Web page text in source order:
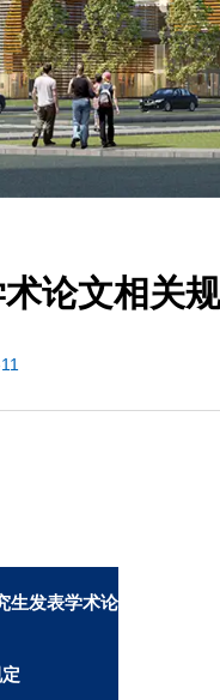
论文相关规
生发表学术论